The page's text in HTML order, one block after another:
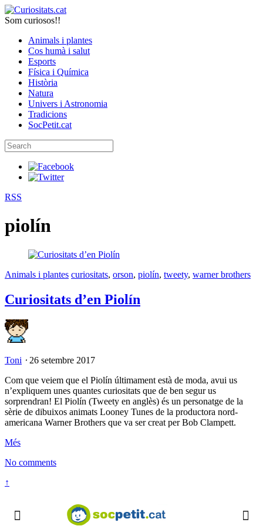
Som curiosos!!
Animals i plantes
Cos humà i salut
Esports
Física i Química
Història
Natura
Univers i Astronomia
Tradicions
SocPetit.cat
RSS
piolín
Animals i plantes curiositats, orson, piolín, tweety, warner brothers
Curiositats d’en Piolín
Toni ⋅ 26 setembre 2017
Com que veiem que el Piolín últimament està de moda, avui us
n’expliquem unes quantes curiositats que de ben segur us
sorprendran! El Piolín (Tweety en anglès) és un personatge de la
sèrie de dibuixos animats Looney Tunes de la productora nord-
americana Warner Brothers que va ser creat per Bob Clampett.
Més
No comments
↑